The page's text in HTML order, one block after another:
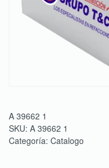
A 39662 1
SKU: A 39662 1
Categoría: Catalogo